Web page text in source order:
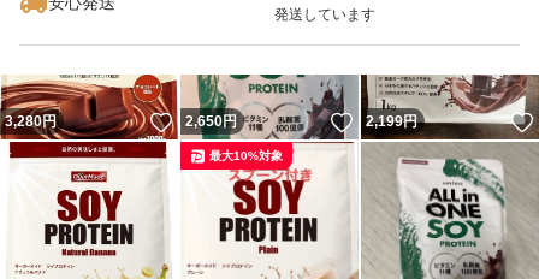
発送しています
3,280円 いいね！
2,650円 いいね！
2,199円
最大10%対象